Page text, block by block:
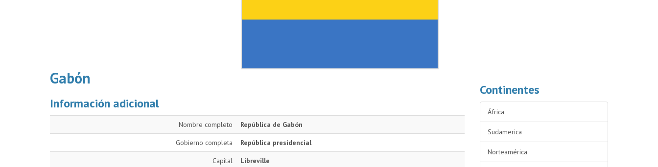
Gabón
Información adicional
Nombre completo República de Gabón
Gobierno completa República presidencial
Capital Libreville
Continentes
África
Sudamerica
Norteamérica